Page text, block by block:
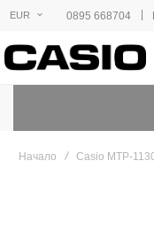
EUR 0895 668704 |
Начало Casio MTP-